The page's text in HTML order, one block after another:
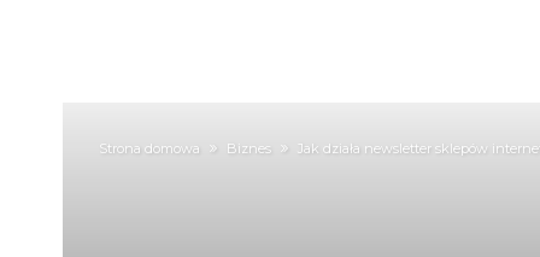
Strona domowa Biznes Jak działa newsletter sklepów